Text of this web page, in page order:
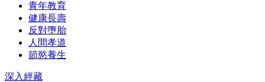
青年教育
健康長壽
反對墮胎
人間孝道
節慾養生
深入經藏